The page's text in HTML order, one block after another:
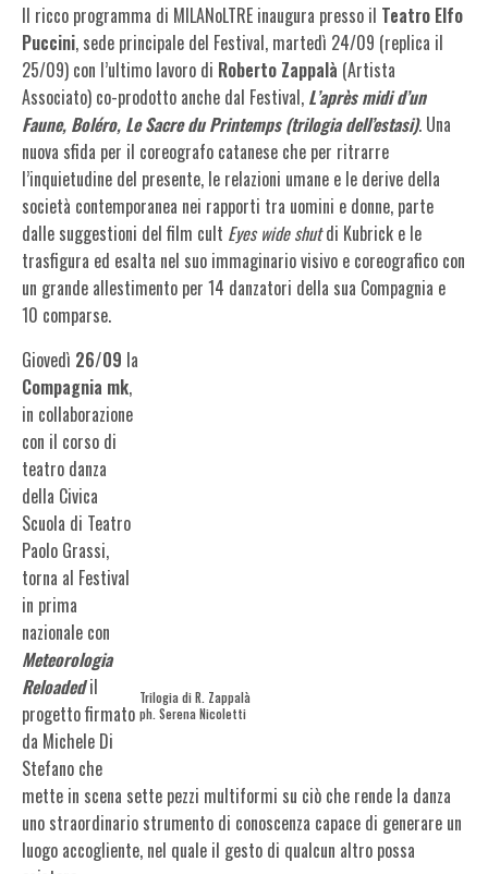
Il ricco programma di MILANoLTRE inaugura presso il Teatro Elfo
Puccini, sede principale del Festival, martedì 24/09 (replica il
25/09) con l’ultimo lavoro di Roberto Zappalà (Artista
Associato) co-prodotto anche dal Festival, L’après midi d’un
Faune, Boléro, Le Sacre du Printemps (trilogia dell’estasi). Una
nuova sfida per il coreografo catanese che per ritrarre
l’inquietudine del presente, le relazioni umane e le derive della
società contemporanea nei rapporti tra uomini e donne, parte
dalle suggestioni del film cult Eyes wide shutdi Kubrick e le
trasfigura ed esalta nel suo immaginario visivo e coreografico con
un grande allestimento per 14 danzatori della sua Compagnia e
10 comparse.
Trilogia di R. Zappalà
ph. Serena Nicoletti
Giovedì 26/09 la
Compagnia mk,
in collaborazione
con il corso di
teatro danza
della Civica
Scuola di Teatro
Paolo Grassi,
torna al Festival
in prima
nazionale con
Meteorologia
Reloadedil
progetto firmato
da Michele Di
Stefano che
mette in scena sette pezzi multiformi su ciò che rende la danza
uno straordinario strumento di conoscenza capace di generare un
luogo accogliente, nel quale il gesto di qualcun altro possa